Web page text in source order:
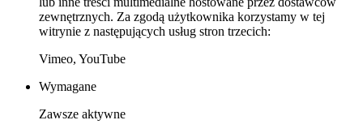
zewnętrznych. Za zgodą użytkownika korzystamy w tej
witrynie z następujących usług stron trzecich:
Vimeo, YouTube
Wymagane
Zawsze aktywne